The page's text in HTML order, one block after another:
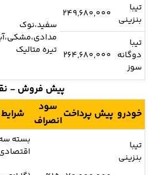
تیبا
بنزینی
249,680,000
سفید،نوک
تیره متالیک
تیبا
دوگانه
سوز
264,680,000
پیش فروش -
خودرو پیش پرداخت سود
انصراف
تیبا
بنزینی
بسته